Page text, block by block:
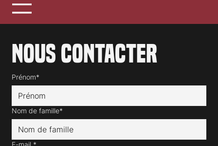
Nous contacter
Prénom*
Nom de famille*
E-mail *